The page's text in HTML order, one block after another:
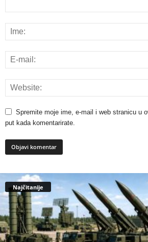
Spremite moje ime, e-mail i web stranicu u
put kada komentarirate.
Najčitanije